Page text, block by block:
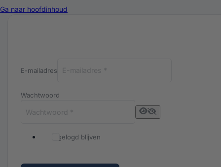
Ga naar hoofdinhoud
Inloggen bij Luxuriq
E-mailadres
Wachtwoord
Ingelogd blijven